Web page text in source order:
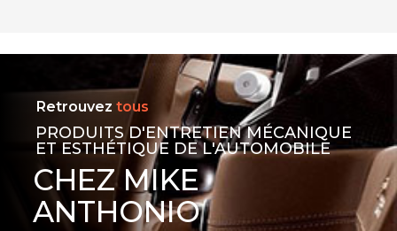
Retrouvez tous
PRODUITS D'ENTRETIEN MÉCANIQUE
ET ESTHÉTIQUE DE L'AUTOMOBILE
CHEZ MIKE
ANTHONIO